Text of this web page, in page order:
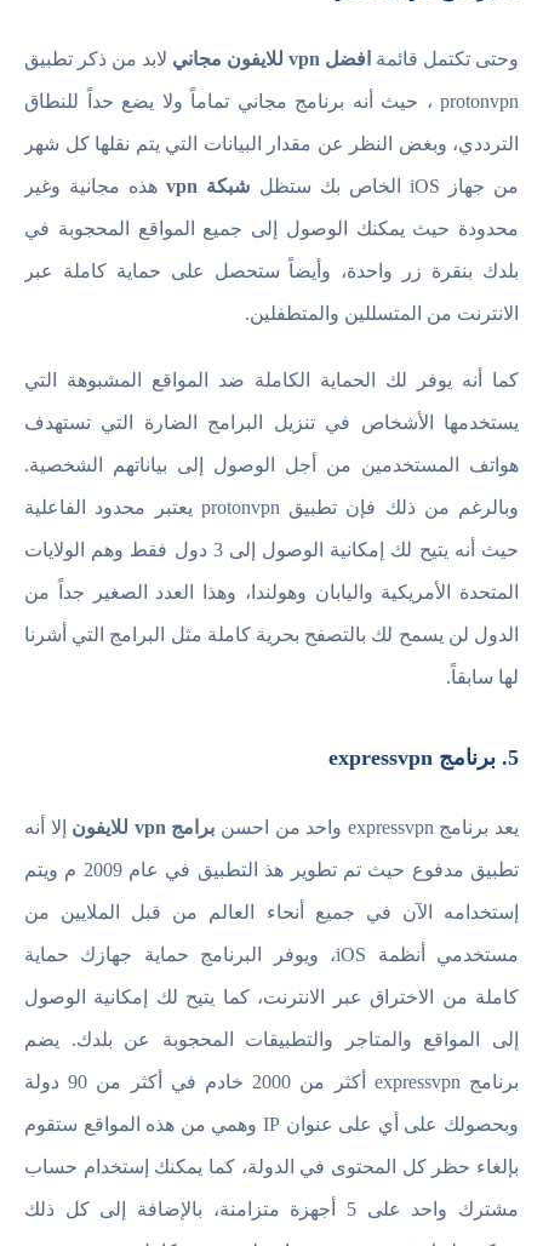
وحتى تكتمل قائمة افضل vpn للايفون مجاني لابد من ذكر تطبيق
protonvpn ، حيث أنه برنامج مجاني تماماً ولا يضع حداً للنطاق
الترددي، وبغض النظر عن مقدار البيانات التي يتم نقلها كل شهر
من جهاز iOS الخاص بك ستظل شبكة vpn هذه مجانية وغير
محدودة حيث يمكنك الوصول إلى جميع المواقع المحجوبة في
بلدك بنقرة زر واحدة، وأيضاً ستحصل على حماية كاملة عبر
الانترنت من المتسللين والمتطفلين.
كما أنه يوفر لك الحماية الكاملة ضد المواقع المشبوهة التي
يستخدمها الأشخاص في تنزيل البرامج الضارة التي تستهدف
هواتف المستخدمين من أجل الوصول إلى بياناتهم الشخصية.
وبالرغم من ذلك فإن تطبيق protonvpn يعتبر محدود الفاعلية
حيث أنه يتيح لك إمكانية الوصول إلى 3 دول فقط وهم الولايات
المتحدة الأمريكية واليابان وهولندا، وهذا العدد الصغير جداً من
الدول لن يسمح لك بالتصفح بحرية كاملة مثل البرامج التي أشرنا
لها سابقاً.
5. برنامج expressvpn
يعد برنامج expressvpn واحد من احسن برامج vpn للايفون إلا أنه
تطبيق مدفوع حيث تم تطوير هذ التطبيق في عام 2009 م ويتم
إستخدامه الآن في جميع أنحاء العالم من قبل الملايين من
مستخدمي أنظمة iOS، ويوفر البرنامج حماية جهازك حماية
كاملة من الاختراق عبر الانترنت، كما يتيح لك إمكانية الوصول
إلى المواقع والمتاجر والتطبيقات المحجوبة عن بلدك. يضم
برنامج expressvpn أكثر من 2000 خادم في أكثر من 90 دولة
وبحصولك على أي على عنوان IP وهمي من هذه المواقع ستقوم
بإلغاء حظر كل المحتوى في الدولة، كما يمكنك إستخدام حساب
مشترك واحد على 5 أجهزة متزامنة، بالإضافة إلى كل ذلك